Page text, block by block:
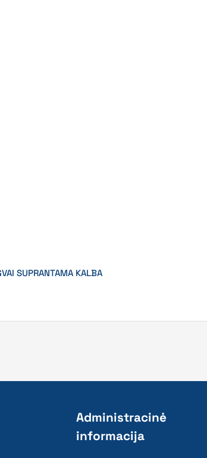
SUPRANTAMA KALBA
Administracinė
informacija